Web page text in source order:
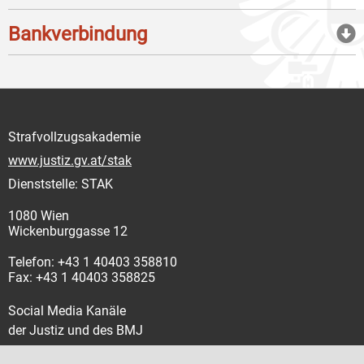
Bankverbindung
Strafvollzugsakademie
www.justiz.gv.at/stak
Dienststelle: STAK
1080 Wien
Wickenburggasse 12
Telefon: +43 1 40403 358810
Fax: +43 1 40403 358825
Social Media Kanäle
der Justiz und des BMJ